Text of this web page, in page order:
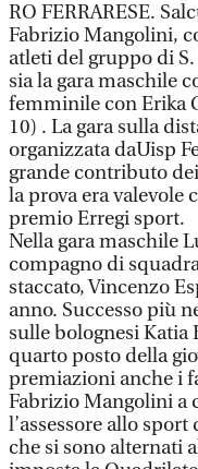
RO FERRARESE.
Fabrizio Mangolini,
atleti del gruppo di
sia la gara maschile
femminile con Erika
10) . La gara sulla
organizzata daUisp
grande contributo
la prova era valevole
premio Erregi sport.
Nella gara maschile
compagno di
staccato, Vincenzo
anno. Successo più
sulle bolognesi
quarto posto della
premiazioni anche i
Fabrizio Mangolini a
l’assessore allo
che si sono alternati